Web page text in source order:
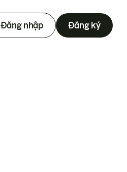
Đăng nhập Đăng ký